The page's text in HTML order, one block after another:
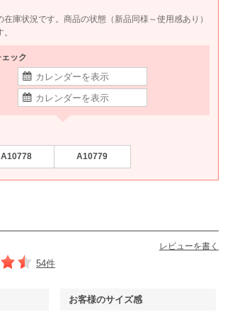
庫状況です。商品の状態（新品同様～使用感あり）
ック
A10778 A10779
レビューを書く
54件
お客様のサイズ感
7日 6,990 6泊7日7,390